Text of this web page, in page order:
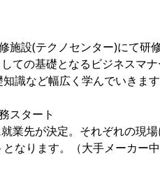
施設(テクノセンター)にて研
ての基礎となるビジネスマ
識など幅広く学んでいきま
スタート
業先が決定。それぞれの現
なります。（大手メーカー中